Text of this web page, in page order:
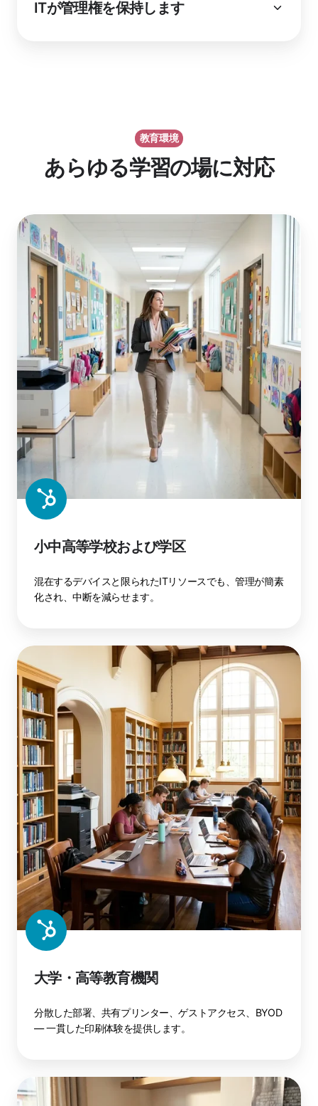
ITが管理権を保持します
教育環境
あらゆる学習の場に対応
小中高等学校および学区
混在するデバイスと限られたITリソースでも、管理が簡素
化され、中断を減らせます。
大学・高等教育機関
分散した部署、共有プリンター、ゲストアクセス、BYOD
— 一貫した印刷体験を提供します。